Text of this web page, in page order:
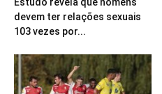
devem ter relações sexuais
103 vezes por...